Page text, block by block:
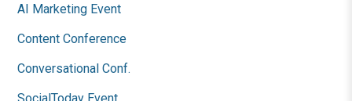
AI Marketing Event
Content Conference
Conversational Conf.